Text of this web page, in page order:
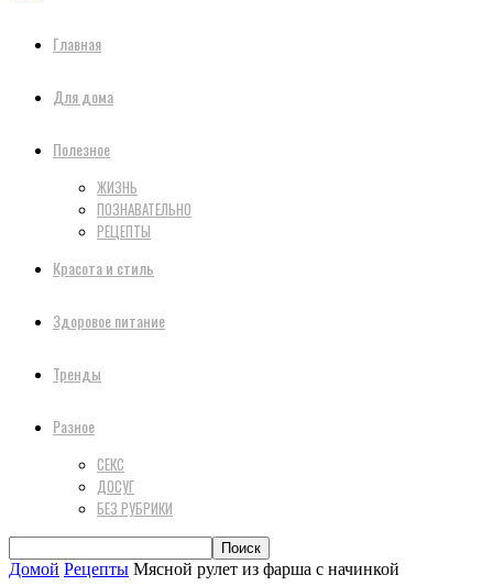
Главная
Для дома
Полезное
ЖИЗНЬ
ПОЗНАВАТЕЛЬНО
РЕЦЕПТЫ
Красота и стиль
Здоровое питание
Тренды
Разное
СЕКС
ДОСУГ
БЕЗ РУБРИКИ
Домой Рецепты Мясной рулет из фарша с начинкой